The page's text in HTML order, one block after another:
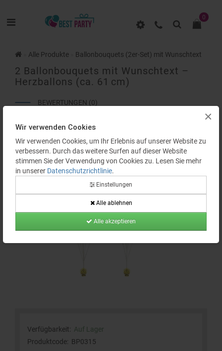
×
Wir verwenden Cookies
Wir verwenden Cookies, um Ihr Erlebnis auf unserer Website zu
verbessern. Durch das weitere Surfen auf dieser Website
stimmen Sie der Verwendung von Cookies zu. Lesen Sie mehr
in unserer Datenschutzrichtlinie.
Einstellungen
Alle ablehnen
Alle akzeptieren
0
Alle Produkte Ballonbouquets (2er-Set) mit Wunschtext
2 Ballonbouquets mit Wunschtext –
Herzballons (ca. 61 cm)
BEWERTUNGEN (0)
Verfügbarkeit: Auf Lager
Produktcode: BP0315